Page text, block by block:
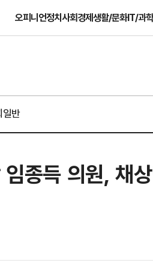
오피니언정치사회경제생활/문화IT/과
일반
종득 의원, 채